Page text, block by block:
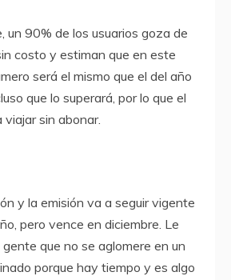
un 90% de los usuarios goza de
costo y estiman que en este
será el mismo que el del año
que lo superará, por lo que el
viajar sin abonar.
y la emisión va a seguir vigente
pero vence en diciembre. Le
que no se aglomere en un
porque hay tiempo y es algo